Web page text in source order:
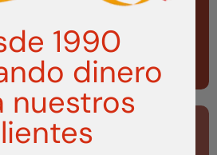
EXPENDEDORAS
VISITAR
1990
dinero
nuestros